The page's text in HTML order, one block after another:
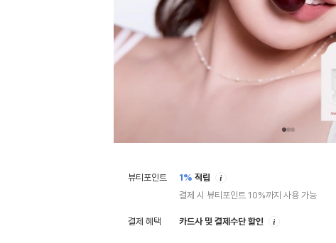
뷰티포인트 1% 적립
결제 시 뷰티포인트 10%까지 사용 가능
결제 혜택 카드사 및 결제수단 할인